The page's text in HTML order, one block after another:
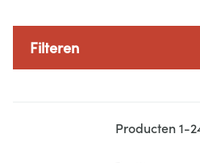
Filteren
Producten1-